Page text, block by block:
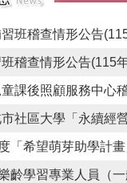
班稽查情形公告
稽查情形公告(115
課後照顧服務中心
社區大學「永續經
「希望萌芽助學計
齡學習專業人員（